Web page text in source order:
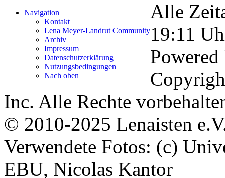
Navigation
Kontakt
Lena Meyer-Landrut Community
Archiv
Impressum
Datenschutzerklärung
Nutzungsbedingungen
Nach oben
Alle
19:11
Inc. Alle Rechte
© 2010-2025 Lenaisten
Verwendete Fotos: (c)
EBU, Nicolas Kantor